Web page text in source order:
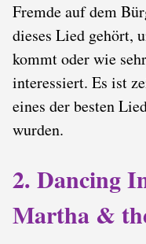
Fremde auf dem
dieses Lied gehört,
kommt oder wie
interessiert. Es ist
eines der besten
wurden.
2. Dancing
Martha &